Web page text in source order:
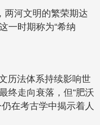
河文明的繁荣期达
一时期称为“希纳
历法体系持续影响世
终走向衰落，但“肥沃
在考古学中揭示着人